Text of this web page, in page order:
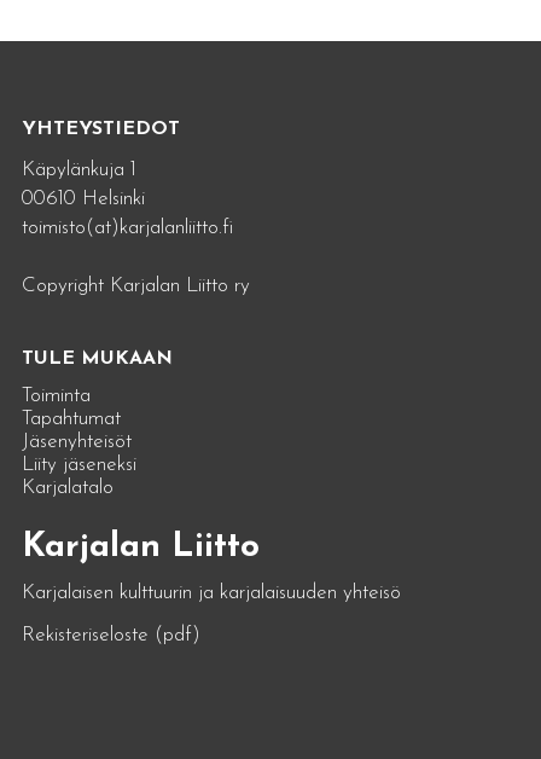
YHTEYSTIEDOT
Käpylänkuja 1
00610 Helsinki
toimisto(at)karjalanliitto.fi
Copyright Karjalan Liitto ry
TULE MUKAAN
Toiminta
Tapahtumat
Jäsenyhteisöt
Liity jäseneksi
Karjalatalo
Karjalan Liitto
Karjalaisen kulttuurin ja karjalaisuuden yhteisö
Rekisteriseloste (pdf)